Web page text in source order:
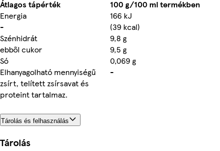
Átlagos tápérték
100 g/100 ml termékben
Energia
166 kJ
-
(39 kcal)
Szénhidrát
9,8 g
ebből cukor
9,5 g
Só
0,069 g
Elhanyagolható mennyiségű
zsírt, telített zsírsavat és
proteint tartalmaz.
-
Tárolás és felhasználás
Tárolás